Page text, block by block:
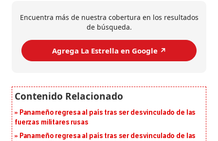
Encuentra más de nuestra cobertura en los resultados
de búsqueda.
Agrega La Estrella en Google ↗️
Panameño regresa al país tras ser desvinculado de las
fuerzas militares rusas
Panameño regresa al país tras ser desvinculado de las